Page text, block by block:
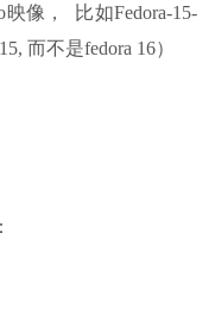
映像， 比如Fedora-15-
而不是fedora 16）